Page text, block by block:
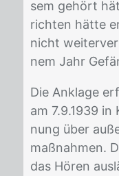
sem ge­hört
rich­ten hät­te
nicht
nem Jahr
Die An­kla­ge
am 7.9.1939
nung über
maß­nah­men.
das Hö­ren